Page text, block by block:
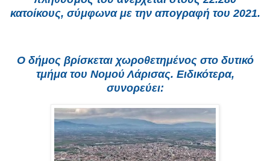
κατοίκους, σύμφωνα με την απογραφή του 2021.
Ο δήμος βρίσκεται χωροθετημένος στο δυτικό
τμήμα του Νομού Λάρισας. Ειδικότερα,
συνορεύει: